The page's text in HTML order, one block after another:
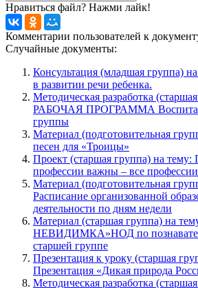
Нравиться файл? Нажми лайк!
Комментарии пользователей к
Случайные документы:
Консультация (младшая группа)
в развитии речи ребенка.
Методическая разработка
РАБОЧАЯ ПРОГРАММА
группы
Материал (подготовительная
песен для «Троицы»
Проект (старшая группа) на тему:
профессии важны – все
Материал (подготовительная
Расписание организованной
деятельности по дням недели
Материал (старшая группа) на
НЕВИДИМКА»НОД по
старшей группе
Презентация к уроку (старшая
Презентация «Дикая природа
Методическая разработка